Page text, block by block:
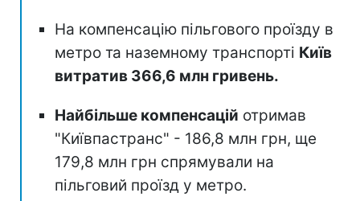
На компенсацію пільгового проїзду в
метро та наземному транспорті Київ
витратив 366,6 млн гривень.
Найбільше компенсацій отримав
"Київпастранс" - 186,8 млн грн, ще
179,8 млн грн спрямували на
пільговий проїзд у метро.